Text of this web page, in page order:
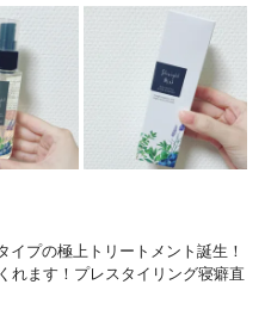
プの極上トリートメント誕生！
れます！プレスタイリング寝癖直